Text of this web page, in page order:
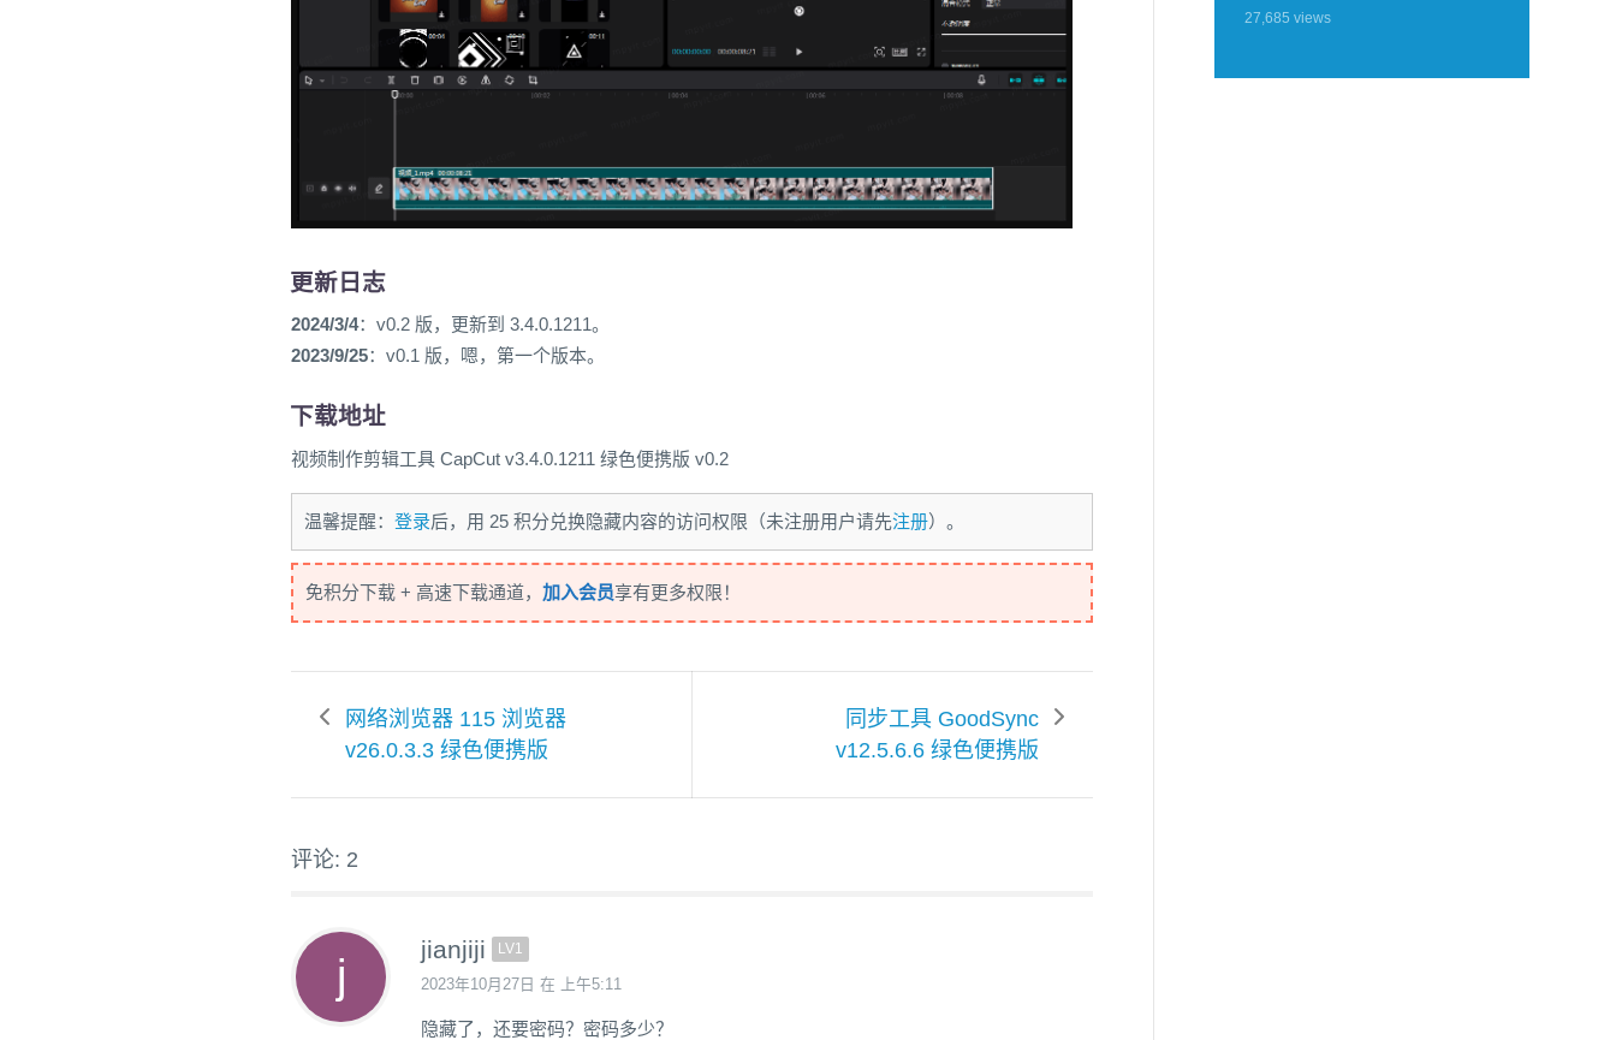
更新日志
2024/3/4：v0.2 版，更新到 3.4.0.1211。
2023/9/25：v0.1 版，嗯，第一个版本。
下载地址
视频制作剪辑工具 CapCut v3.4.0.1211 绿色便携版 v0.2
温馨提醒： 登录后，用 25 积分兑换隐藏内容的访问权限（未注册用户请先注册）。
免积分下载 + 高速下载通道， 加入会员享有更多权限！
网络浏览器 115 浏览器
v26.0.3.3 绿色便携版
同步工具 GoodSync
v12.5.6.6 绿色便携版
评论: 2
jianjiji LV1
2023年10月27日 在 上午5:11
隐藏了，还要密码？密码多少？
27,685 views